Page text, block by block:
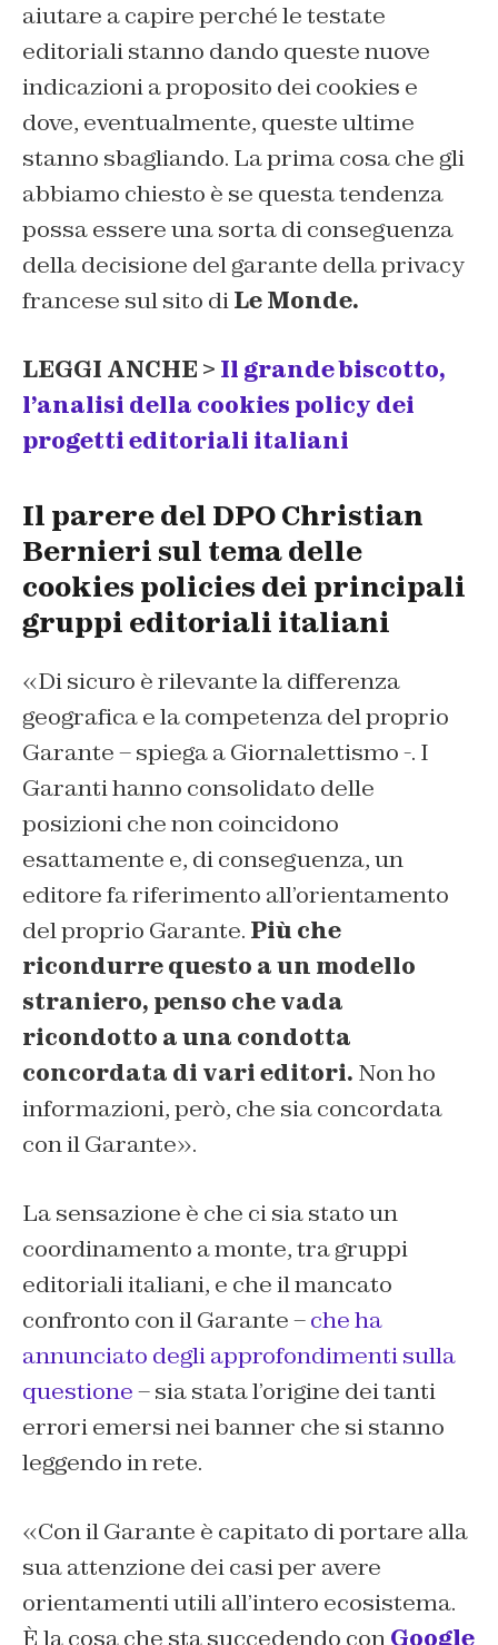
aiutare a capire perché le testate
editoriali stanno dando queste nuove
indicazioni a proposito dei cookies e
dove, eventualmente, queste ultime
stanno sbagliando. La prima cosa che gli
abbiamo chiesto è se questa tendenza
possa essere una sorta di conseguenza
della decisione del garante della privacy
francese sul sito diLe Monde.
LEGGI ANCHE > Il grande biscotto,
l’analisi della cookies policy dei
progetti editoriali italiani
Il parere del DPO Christian
Bernieri sul tema delle
cookies policies dei principali
gruppi editoriali italiani
«Di sicuro è rilevante la differenza
geografica e la competenza del proprio
Garante – spiega aGiornalettismo-. I
Garanti hanno consolidato delle
posizioni che non coincidono
esattamente e, di conseguenza, un
editore fa riferimento all’orientamento
del proprio Garante. Più che
ricondurre questo a un modello
straniero, penso che vada
ricondotto a una condotta
concordata di vari editori. Non ho
informazioni, però, che sia concordata
con il Garante».
La sensazione è che ci sia stato un
coordinamento a monte, tra gruppi
editoriali italiani, e che il mancato
confronto con il Garante –che ha
annunciato degli approfondimenti sulla
questione– sia stata l’origine dei tanti
errori emersi nei banner che si stanno
leggendo in rete.
«Con il Garante è capitato di portare alla
sua attenzione dei casi per avere
orientamenti utili all’intero ecosistema.
È la cosa che sta succedendo con Google